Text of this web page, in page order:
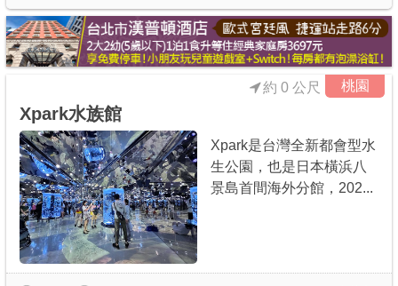
桃園
Xpark水族館
約 0 公尺
Xpark是台灣全新都會型水
生公園，也是日本橫浜八
景島首間海外分館，202...